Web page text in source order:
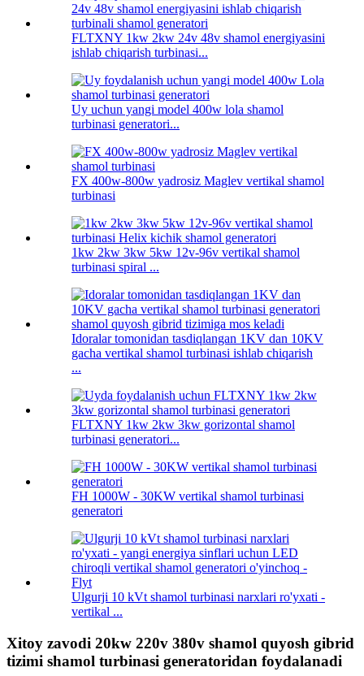
FLTXNY 1kw 2kw 24v 48v shamol energiyasini
ishlab chiqarish turbinasi...
Uy uchun yangi model 400w lola shamol
turbinasi generatori...
FX 400w-800w yadrosiz Maglev vertikal shamol
turbinasi
1kw 2kw 3kw 5kw 12v-96v vertikal shamol
turbinasi spiral ...
Idoralar tomonidan tasdiqlangan 1KV dan 10KV
gacha vertikal shamol turbinasi ishlab chiqarish
...
FLTXNY 1kw 2kw 3kw gorizontal shamol
turbinasi generatori...
FH 1000W - 30KW vertikal shamol turbinasi
generatori
Ulgurji 10 kVt shamol turbinasi narxlari ro'yxati -
vertikal ...
Xitoy zavodi 20kw 220v 380v shamol quyosh gibrid
tizimi shamol turbinasi generatoridan foydalanadi